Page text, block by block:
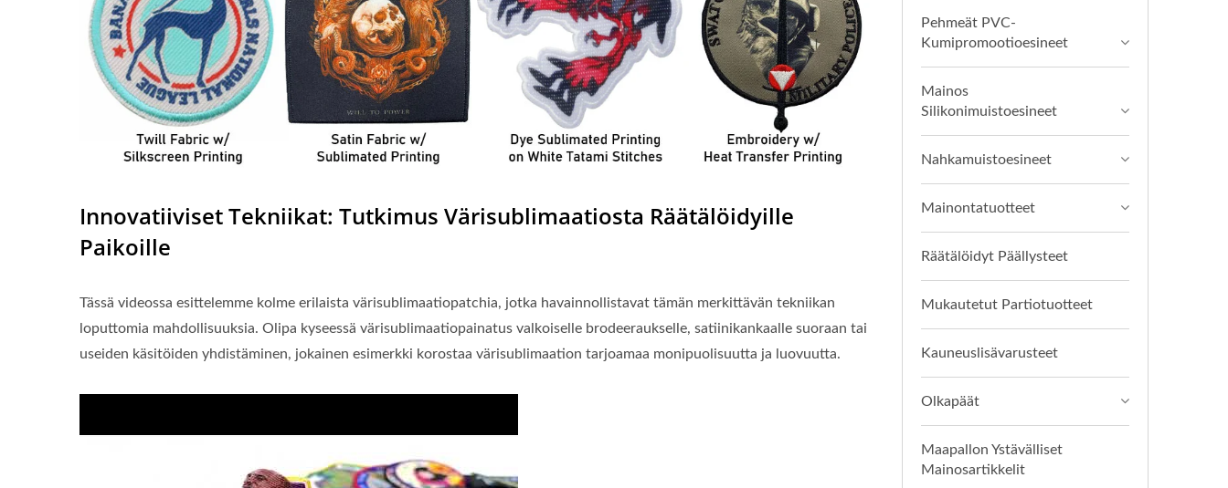
Innovatiiviset Tekniikat: Tutkimus Värisublimaatiosta Räätälöidyille
Paikoille
Tässä videossa esittelemme kolme erilaista värisublimaatiopatchia, jotka havainnollistavat tämän merkittävän tekniikan
loputtomia mahdollisuuksia. Olipa kyseessä värisublimaatiopainatus valkoiselle brodeeraukselle, satiinikankaalle suoraan tai
useiden käsitöiden yhdistäminen, jokainen esimerkki korostaa värisublimaation tarjoamaa monipuolisuutta ja luovuutta.
Pehmeät PVC-
Kumipromootioesineet
Mainos
Silikonimuistoesineet
Nahkamuistoesineet
Mainontatuotteet
Räätälöidyt Päällysteet
Mukautetut Partiotuotteet
Kauneuslisävarusteet
Olkapäät
Maapallon Ystävälliset
Mainosartikkelit